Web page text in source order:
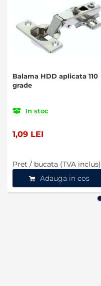
Balama HDD aplicata 110
grade
In stoc
1,09 LEI
Pret / bucata (TVA inclus)
Adauga in cos